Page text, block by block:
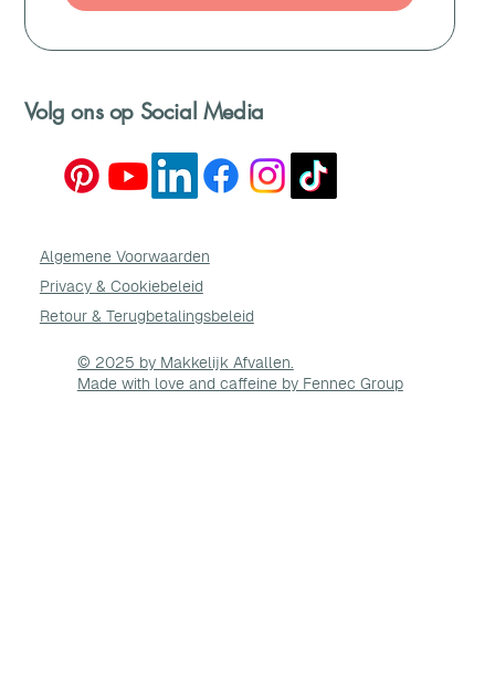
Volg ons op Social Media
Algemene Voorwaarden
Privacy & Cookiebeleid
Retour & Terugbetalingsbeleid
© 2025 by Makkelijk Afvallen.
Made with love and caffeine by Fennec Group